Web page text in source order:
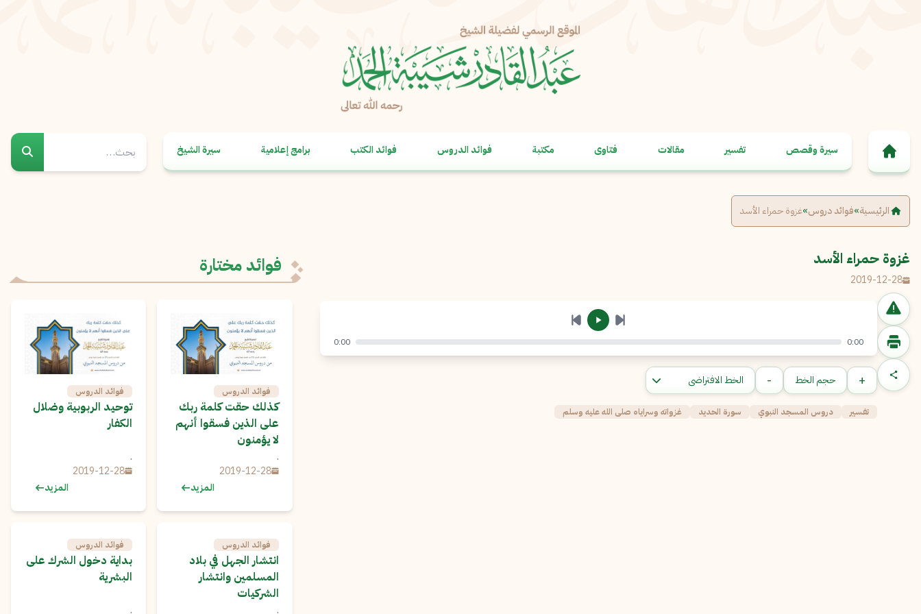
سيرة وقصص تفسير مقالات فتاوى مكتبة فوائد الدروس فوائد الكتب برامج إعلامية سيرة الشيخ
الرئيسية»فوائد دروس»غزوة حمراء الأسد
غزوة حمراء الأسد
2019-12-28
الإبلاغ عن مشكلة
البريد الإلكتروني*
إرسال
نسخ
0:00
0:00
+ حجم الخط -
تفسير دروس المسجد النبوي سورة الحديد غزواته وسراياه صلى الله عليه وسلم
فوائد مختارة
فوائد الدروس
كذلك حقت كلمة ربك
على الذين فسقوا أنهم
لا يؤمنون
.
2019-12-28
المزيد
فوائد الدروس
توحيد الربوبية وضلال
الكفار
.
2019-12-28
المزيد
فوائد الدروس
انتشار الجهل في بلاد
المسلمين وانتشار
الشركيات
.
فوائد الدروس
بداية دخول الشرك على
البشرية
.